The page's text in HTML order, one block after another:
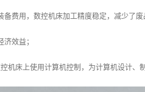
费用，数控机床加工精度稳定，减少了废
效益；
床上使用计算机控制，为计算机设计、